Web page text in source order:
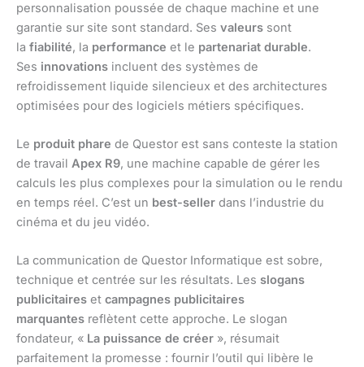
personnalisation poussée de chaque machine et une
garantie sur site sont standard. Ses valeurs sont
la fiabilité, la performance et le partenariat durable.
Ses innovations incluent des systèmes de
refroidissement liquide silencieux et des architectures
optimisées pour des logiciels métiers spécifiques.
Le produit phare de Questor est sans conteste la station
de travail Apex R9, une machine capable de gérer les
calculs les plus complexes pour la simulation ou le rendu
en temps réel. C’est un best-seller dans l’industrie du
cinéma et du jeu vidéo.
La communication de Questor Informatique est sobre,
technique et centrée sur les résultats. Les slogans
publicitaires et campagnes publicitaires
marquantes reflètent cette approche. Le slogan
fondateur, « La puissance de créer », résumait
parfaitement la promesse : fournir l’outil qui libère le